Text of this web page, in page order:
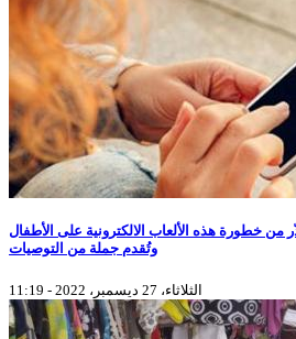
من خطورة هذه الألعاب الالكترونية على الأطفال
وتُقدم جملة من التوصيات
الثلاثاء، 27 ديسمبر، 2022 - 11:19